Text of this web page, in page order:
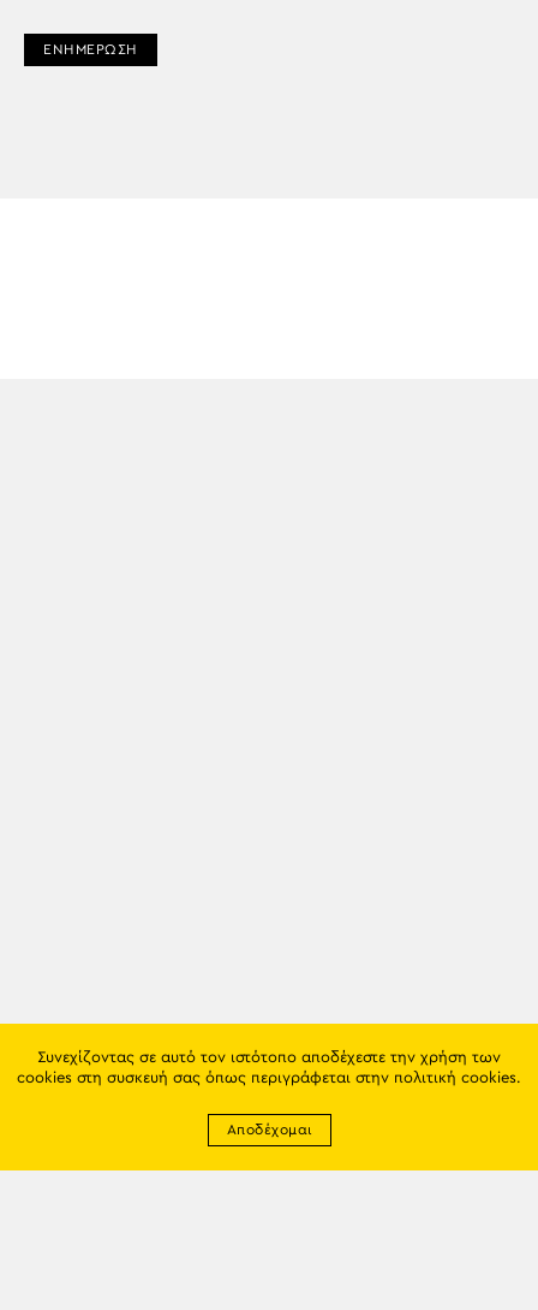
ΕΝΗΜΕΡΩΣΗ
Συνεχίζοντας σε αυτό τον ιστότοπο αποδέχεστε την χρήση των
cookies στη συσκευή σας όπως περιγράφεται στην πολιτική cookies.
Αποδέχομαι